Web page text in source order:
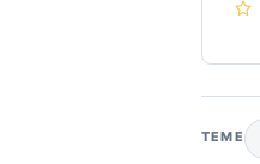
TEME